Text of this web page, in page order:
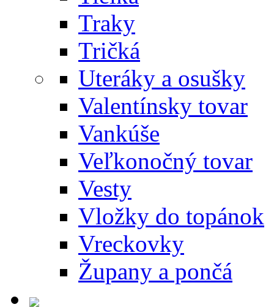
Traky
Tričká
Uteráky a osušky
Valentínsky tovar
Vankúše
Veľkonočný tovar
Vesty
Vložky do topánok
Vreckovky
Župany a pončá